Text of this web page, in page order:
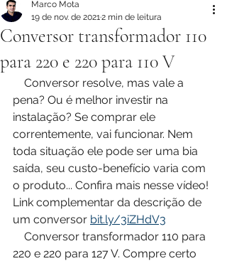
Conversor transformador 110
para 220 e 220 para 110 V
Marco Mota
19 de nov. de 20212 min de leitura
pena? Ou é melhor investir na
instalação? Se comprar ele
correntemente, vai funcionar. Nem
toda situação ele pode ser uma bia
saída, seu custo-benefício varia com
o produto... Confira mais nesse vídeo!
Link complementar da descrição de
um conversor bit.ly/3iZHdV3
220 e 220 para 127 V. Compre certo